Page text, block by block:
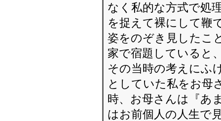
なく私的な方式で処
を捉えて裸にして鞭
姿をのぞき見したこ
家で宿題していると
その当時の考えにふ
としていた私をお母
時、お母さんは『あ
はお前個人の人生で